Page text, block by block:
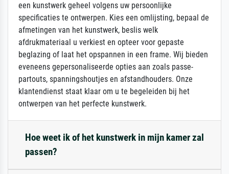
een kunstwerk geheel volgens uw persoonlijke
specificaties te ontwerpen. Kies een omlijsting, bepaal de
afmetingen van het kunstwerk, beslis welk
afdrukmateriaal u verkiest en opteer voor gepaste
beglazing of laat het opspannen in een frame. Wij bieden
eveneens gepersonaliseerde opties aan zoals passe-
partouts, spanningshoutjes en afstandhouders. Onze
klantendienst staat klaar om u te begeleiden bij het
ontwerpen van het perfecte kunstwerk.
Hoe weet ik of het kunstwerk in mijn kamer zal
passen?